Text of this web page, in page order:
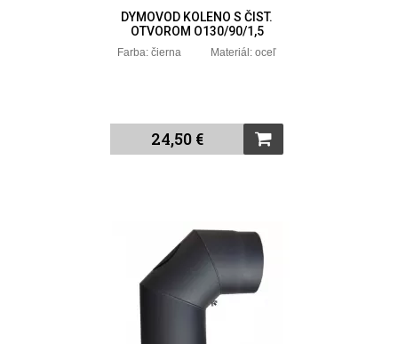
DYMOVOD KOLENO S ČIST.
OTVOROM O130/90/1,5
Farba: čierna Materiál: oceľ
24,50 €